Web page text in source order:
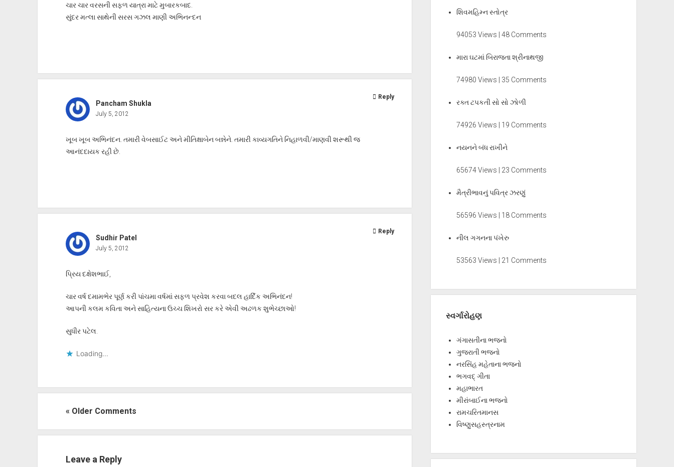
ચાર ચાર વરસની સફળ યાત્રા માટે મુબારકબાદ.
સુંદર મત્લા સાથેની સરસ ગઝલ માણી અભિનન્દન
Pancham Shukla
July 5, 2012
ખૂબ ખૂબ અભિનંદન. તમારી વેબસાઈટ અને મીતિક્ષાબેન બન્નેને. તમારી કાવ્યગતિને નિહાળવી/માણવી શરૂથી જ
આનંદદાયક રહી છે.
Reply
Sudhir Patel
July 5, 2012
પ્રિય દક્ષેશભાઈ,
ચાર વર્ષ દમામભેર પૂર્ણ કરી પાંચમા વર્ષમાં સફળ પ્રવેશ કરવા બદલ હાર્દિક અભિનંદન!
આપની કલમ કવિતા અને સાહિત્યના ઉચ્ચ શિખરો સર કરે એવી અઢળક શુભેચ્છાઓ!
સુધીર પટેલ.
Loading...
Reply
« Older Comments
Leave a Reply
શિવમહિમ્ન સ્તોત્ર
94053 Views | 48 Comments
મારા ઘટમાં બિરાજતા શ્રીનાથજી
74980 Views | 35 Comments
રક્ત ટપકતી સો સો ઝોળી
74926 Views | 19 Comments
નયનને બંધ રાખીને
65674 Views | 23 Comments
મૈત્રીભાવનું પવિત્ર ઝરણું
56596 Views | 18 Comments
નીલ ગગનના પંખેરુ
53563 Views | 21 Comments
સ્વર્ગારોહણ
ગંગાસતીના ભજનો
ગુજરાતી ભજનો
નરસિંહ મહેતાના ભજનો
ભગવદ્ ગીતા
મહાભારત
મીરાંબાઈના ભજનો
રામચરિતમાનસ
વિષ્ણુસહસ્ત્રનામ